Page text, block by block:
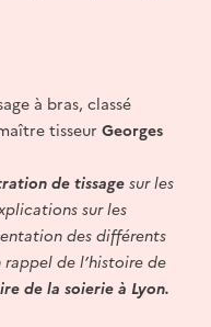
à bras, classé
tisseur Georges
de tissagesur les
sur les
des différents
rappel de l’histoire de
de la soierie à Lyon.